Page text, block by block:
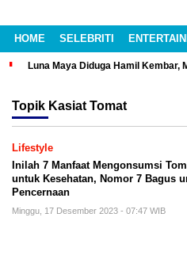
HOME SELEBRITI
Luna Maya Diduga Hamil Kembar,
Topik Kasiat Tomat
Lifestyle
Inilah 7 Manfaat Mengonsumsi
untuk Kesehatan, Nomor 7 Bagus
Pencernaan
Minggu, 17 Desember 2023 - 07:47 WIB